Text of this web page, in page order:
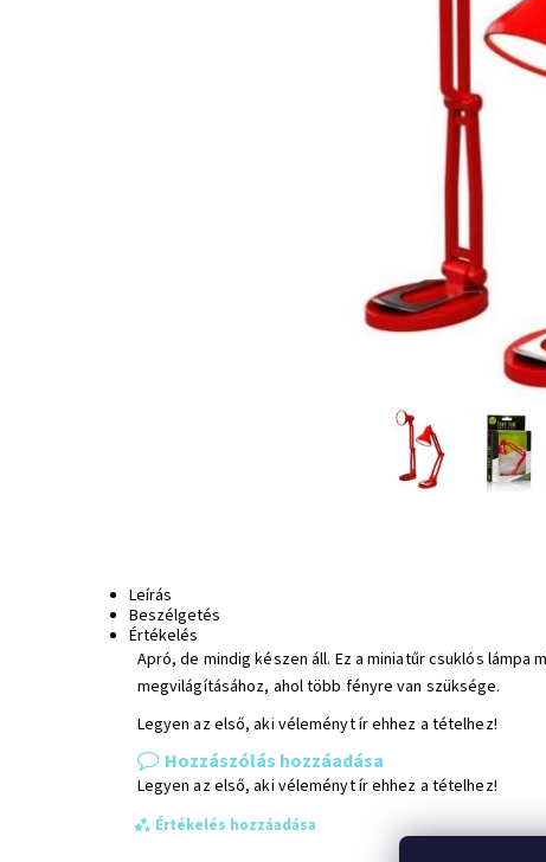
Leírás
Beszélgetés
Értékelés
Apró, de mindig készen áll. Ez a miniatűr csuklós
megvilágításához, ahol több fényre van szüksége.
Legyen az első, aki véleményt ír ehhez a tételhez!
Hozzászólás hozzáadása
Legyen az első, aki véleményt ír ehhez a tételhez!
Értékelés hozzáadása